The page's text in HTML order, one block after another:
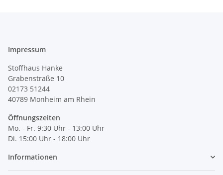
Impressum
Stoffhaus Hanke
Grabenstraße 10
02173 51244
40789 Monheim am Rhein
Öffnungszeiten
Mo. - Fr. 9:30 Uhr - 13:00 Uhr
Di. 15:00 Uhr - 18:00 Uhr
Informationen